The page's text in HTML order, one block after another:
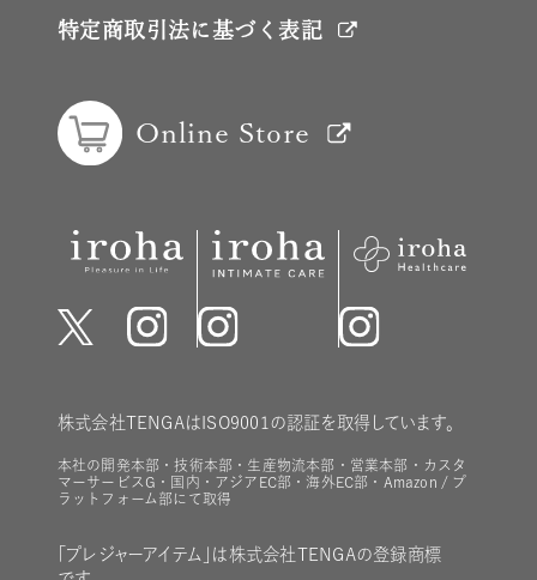
Online Store
株式会社TENGAはISO9001の認証を取得しています。
本社の開発本部・技術本部・生産物流本部・営業本部・カスタ
マーサービスG・国内・アジアEC部・海外EC部・Amazon / プ
ラットフォーム部にて取得
「プレジャーアイテム」は株式会社TENGAの登録商標
特定商取引法に基づく表記